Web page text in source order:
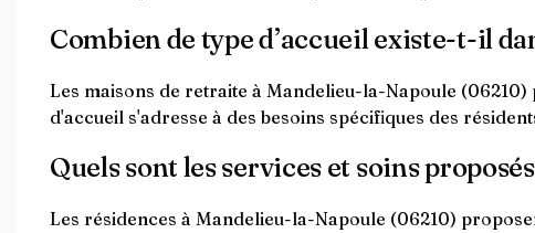
Combien de type d’accueil existe-t-il
Les maisons de retraite à Mandelieu-la-Napoule
d'accueil s'adresse à des besoins spécifiques des
Quels sont les services et soins
Les résidences à Mandelieu-la-Napoule (06210)